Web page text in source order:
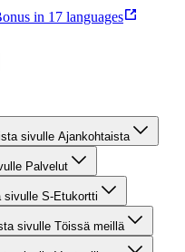
in 17 languages
sivulle Ajankohtaista
Palvelut
S-Etukortti
sivulle Töissä meillä